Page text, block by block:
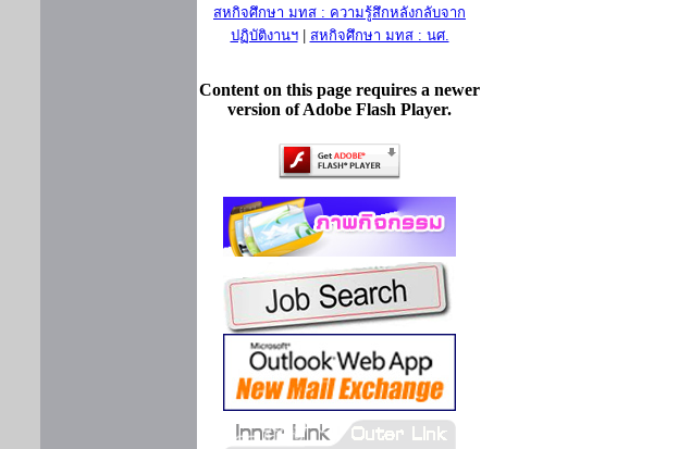
สหกิจศึกษา มทส : ความรู้สึกหลังกลับจาก
ปฏิบัติงานฯ| สหกิจศึกษา มทส : นศ.
Content on this page requires a newer
version of Adobe Flash Player.